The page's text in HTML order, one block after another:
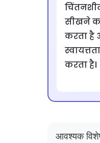
सीखने
करता
करता है।
आवश्यक